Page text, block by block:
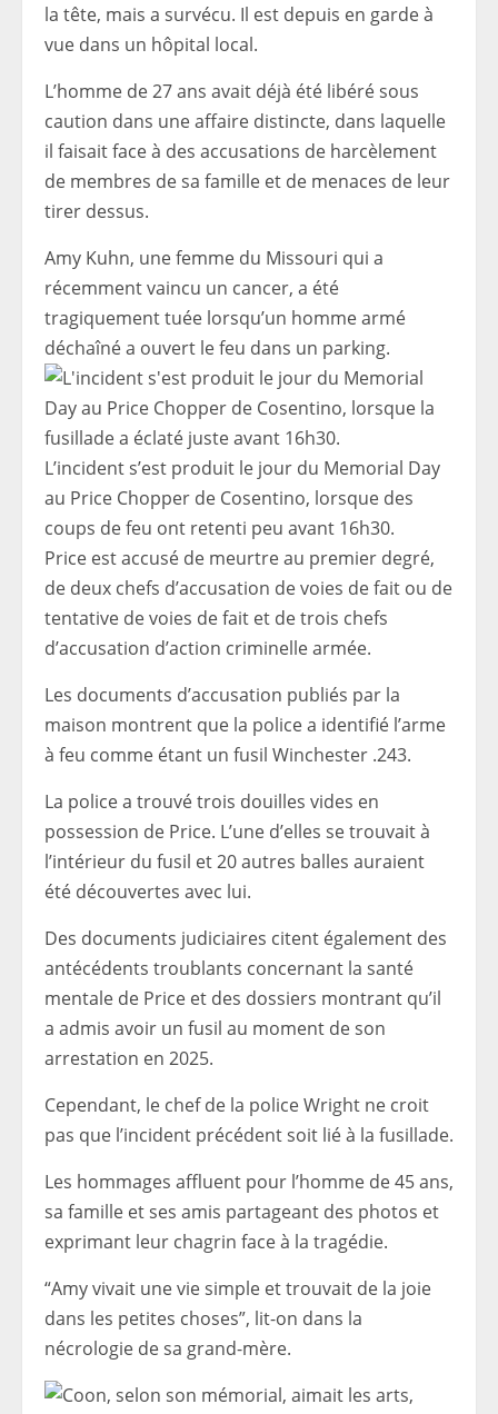
la tête, mais a survécu. Il est depuis en garde à
vue dans un hôpital local.
L’homme de 27 ans avait déjà été libéré sous
caution dans une affaire distincte, dans laquelle
il faisait face à des accusations de harcèlement
de membres de sa famille et de menaces de leur
tirer dessus.
Amy Kuhn, une femme du Missouri qui a
récemment vaincu un cancer, a été
tragiquement tuée lorsqu’un homme armé
déchaîné a ouvert le feu dans un parking.
L’incident s’est produit le jour du Memorial Day
au Price Chopper de Cosentino, lorsque des
coups de feu ont retenti peu avant 16h30.
Price est accusé de meurtre au premier degré,
de deux chefs d’accusation de voies de fait ou de
tentative de voies de fait et de trois chefs
d’accusation d’action criminelle armée.
Les documents d’accusation publiés par la
maison montrent que la police a identifié l’arme
à feu comme étant un fusil Winchester .243.
La police a trouvé trois douilles vides en
possession de Price. L’une d’elles se trouvait à
l’intérieur du fusil et 20 autres balles auraient
été découvertes avec lui.
Des documents judiciaires citent également des
antécédents troublants concernant la santé
mentale de Price et des dossiers montrant qu’il
a admis avoir un fusil au moment de son
arrestation en 2025.
Cependant, le chef de la police Wright ne croit
pas que l’incident précédent soit lié à la fusillade.
Les hommages affluent pour l’homme de 45 ans,
sa famille et ses amis partageant des photos et
exprimant leur chagrin face à la tragédie.
“Amy vivait une vie simple et trouvait de la joie
dans les petites choses”, lit-on dans la
nécrologie de sa grand-mère.